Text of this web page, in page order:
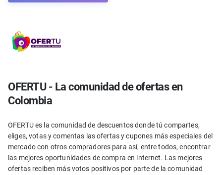
OFERTU - La comunidad de ofertas en
Colombia
OFERTU es la comunidad de descuentos donde tú compartes,
eliges, votas y comentas las ofertas y cupones más especiales del
mercado con otros compradores para así, entre todos, encontrar
las mejores oportunidades de compra en internet. Las mejores
ofertas reciben más votos positivos por parte de la comunidad